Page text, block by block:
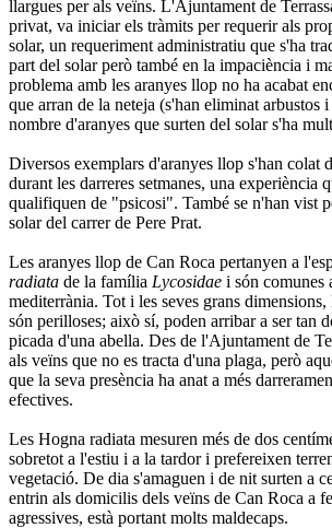
llargues per als veïns. L'Ajuntament de
privat, va iniciar els tràmits per requerir als
solar, un requeriment administratiu que s'ha
part del solar però també en la impaciència i
problema amb les aranyes llop no ha acabat
que arran de la neteja (s'han eliminat arbustos i
nombre d'aranyes que surten del solar s'ha
Diversos exemplars d'aranyes llop s'han colat
durant les darreres setmanes, una experiència
qualifiquen de "psicosi". També se n'han vist
solar del carrer de Pere Prat.
Les aranyes llop de Can Roca pertanyen a
radiata de la família Lycosidae i són comunes
mediterrània. Tot i les seves grans dimensions,
són perilloses; això sí, poden arribar a ser tan
picada d'una abella. Des de l'Ajuntament de
als veïns que no es tracta d'una plaga, però
que la seva presència ha anat a més
efectives.
Les Hogna radiata mesuren més de dos
sobretot a l'estiu i a la tardor i prefereixen
vegetació. De dia s'amaguen i de nit surten a
entrin als domicilis dels veïns de Can Roca a
agressives, està portant molts maldecaps.